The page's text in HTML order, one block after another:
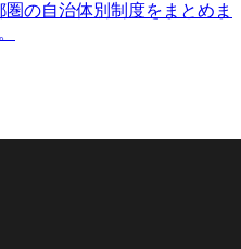
の自治体別制度をまとめま